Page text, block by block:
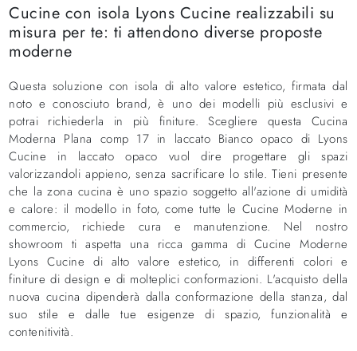
Cucine con isola Lyons Cucine realizzabili su
misura per te: ti attendono diverse proposte
moderne
Questa soluzione con isola di alto valore estetico, firmata dal
noto e conosciuto brand, è uno dei modelli più esclusivi e
potrai richiederla in più finiture. Scegliere questa Cucina
Moderna Plana comp 17 in laccato Bianco opaco di Lyons
Cucine in laccato opaco vuol dire progettare gli spazi
valorizzandoli appieno, senza sacrificare lo stile. Tieni presente
che la zona cucina è uno spazio soggetto all'azione di umidità
e calore: il modello in foto, come tutte le Cucine Moderne in
commercio, richiede cura e manutenzione. Nel nostro
showroom ti aspetta una ricca gamma di Cucine Moderne
Lyons Cucine di alto valore estetico, in differenti colori e
finiture di design e di molteplici conformazioni. L'acquisto della
nuova cucina dipenderà dalla conformazione della stanza, dal
suo stile e dalle tue esigenze di spazio, funzionalità e
contenitività.